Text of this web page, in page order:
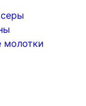
молотки